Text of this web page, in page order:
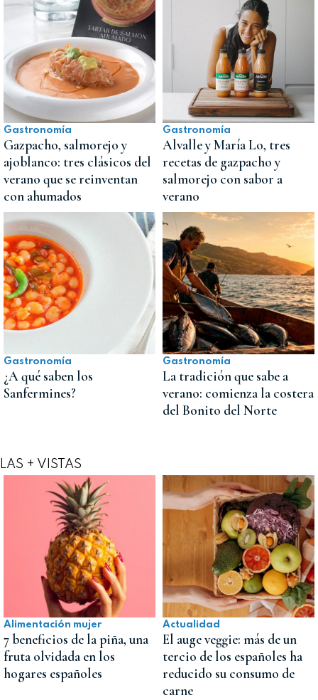
Gastronomía
Gazpacho, salmorejo y
ajoblanco: tres clásicos del
verano que se reinventan
con ahumados
Gastronomía
Alvalle y María Lo, tres
recetas de gazpacho y
salmorejo con sabor a
verano
Gastronomía
¿A qué saben los
Sanfermines?
Gastronomía
La tradición que sabe a
verano: comienza la costera
del Bonito del Norte
LAS + VISTAS
Alimentación mujer
7 beneficios de la piña, una
fruta olvidada en los
hogares españoles
Actualidad
El auge veggie: más de un
tercio de los españoles ha
reducido su consumo de
carne